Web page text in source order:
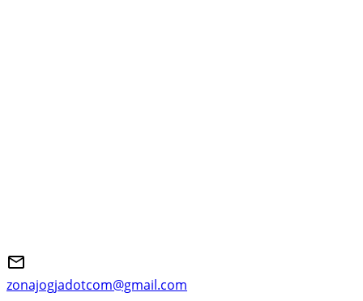
zonajogjadotcom@gmail.com